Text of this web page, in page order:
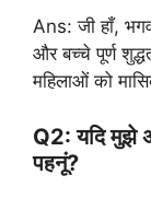
Ans: जी हाँ,
और बच्चे पूर्ण
महिलाओं को
Q2: यदि मुझे
पहनूं?